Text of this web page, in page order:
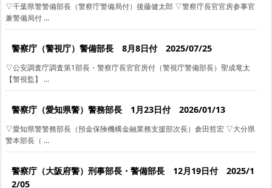
▽千葉県警警備部長（警察庁警備局付）後藤健太郎 ▽警察庁長官官房参事官
兼警備局付 ...
警察庁（警視庁）警備部長 8月8日付 2025/07/25
▽公安調査庁調査第1部長・警察庁長官官房付（警視庁警備部長）聖成竜太
【警視監】 ...
警察庁（愛知県警）警務部長 1月23日付 2026/01/13
▽愛知県警警務部長（預金保険機構金融業務支援部次長）倉田哲宏 ▽大分県
警本部長（ ...
警察庁（大阪府警）刑事部長・警備部長 12月19日付 2025/1
2/05